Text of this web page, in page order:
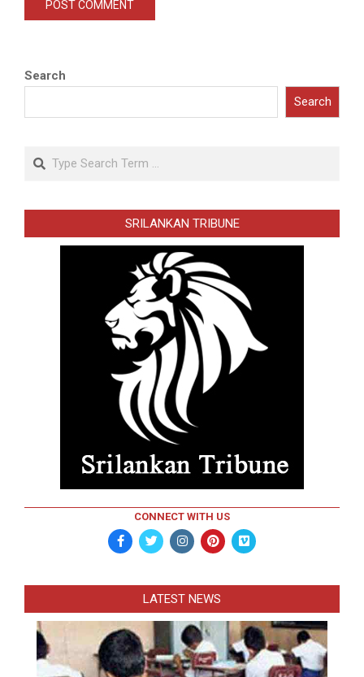
Search
Search
Search
SRILANKAN TRIBUNE
CONNECT WITH US
LATEST NEWS